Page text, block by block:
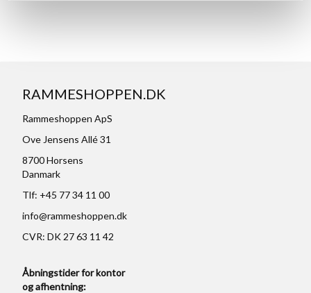
RAMMESHOPPEN.DK
Rammeshoppen ApS
Ove Jensens Allé 31
8700 Horsens
Danmark
Tlf: +45 77 34 11 00
info@rammeshoppen.dk
CVR: DK 27 63 11 42
Åbningstider for kontor
og afhentning: